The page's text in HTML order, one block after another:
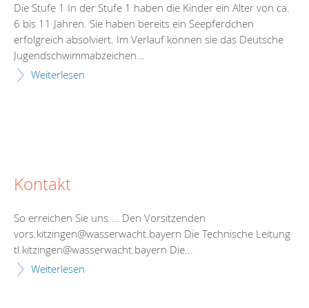
Die Stufe 1 In der Stufe 1 haben die Kinder ein Alter von ca.
6 bis 11 Jahren. Sie haben bereits ein Seepferdchen
erfolgreich absolviert. Im Verlauf können sie das Deutsche
Jugendschwimmabzeichen...
Weiterlesen
Kontakt
So erreichen Sie uns ... Den Vorsitzenden
vors.kitzingen@wasserwacht.bayern Die Technische Leitung
tl.kitzingen@wasserwacht.bayern Die...
Weiterlesen